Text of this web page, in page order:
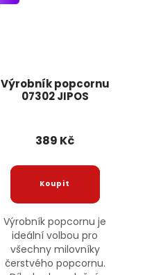
Výrobník popcornu
07302 JIPOS
389 Kč
Výrobník popcornu je
ideální volbou pro
všechny milovníky
čerstvého popcornu.